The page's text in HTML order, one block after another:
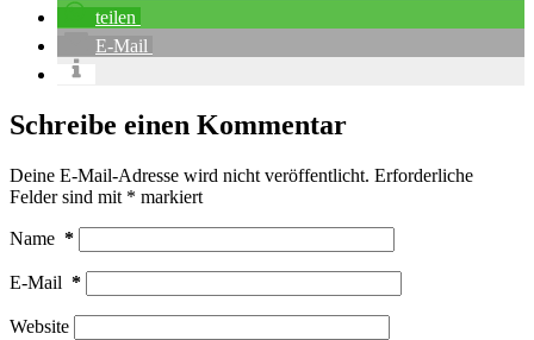
teilen
E-Mail
Schreibe einen Kommentar
Deine E-Mail-Adresse wird nicht veröffentlicht. Erforderliche
Felder sind mit * markiert
Name *
E-Mail *
Website